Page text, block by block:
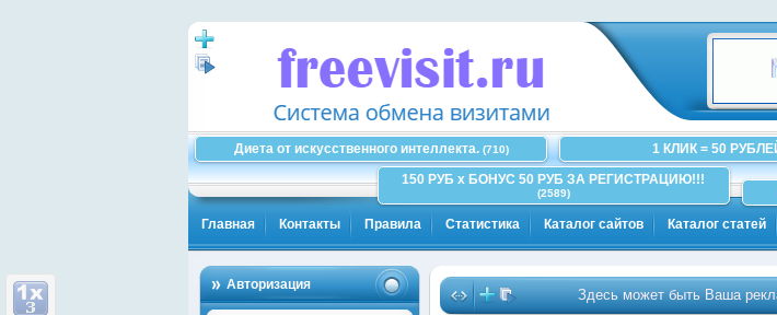
Диета от искусственного интеллекта.(710) 1 КЛИК = 50
150 РУБ x БОНУС 50 РУБ ЗА РЕГИСТРАЦИЮ!!!
(2589)
Главная Контакты Правила Статистика Каталог сайтов Каталог статей
Авторизация
Здесь может быть Ваша рекламная